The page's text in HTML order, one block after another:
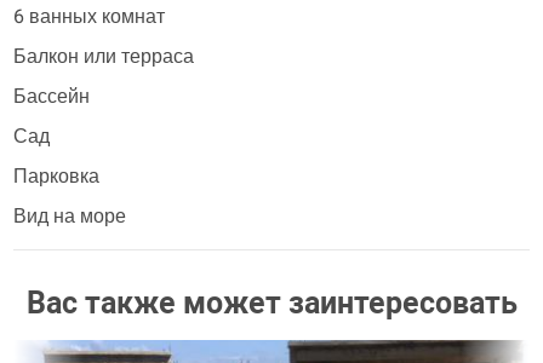
6 ванных комнат
Балкон или терраса
Бассейн
Сад
Парковка
Вид на море
Вас также может заинтересовать